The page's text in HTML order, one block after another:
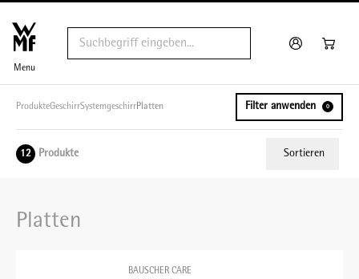
Menu
ProdukteGeschirrSystemgeschirrPlatten Filter anwenden 0
12 Produkte Sortieren
Platten
BAUSCHER CARE